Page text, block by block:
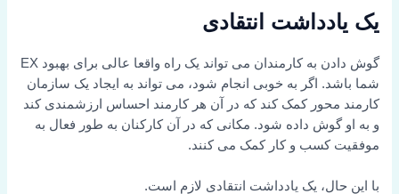
یک یادداشت انتقادی
گوش دادن به کارمندان می تواند یک راه واقعا عالی برای بهبود EX
شما باشد. اگر به خوبی انجام شود، می تواند به ایجاد یک سازمان
کارمند محور کمک کند که در آن هر کارمند احساس ارزشمندی کند
و به او گوش داده شود. مکانی که در آن کارکنان به طور فعال به
موفقیت کسب و کار کمک می کنند.
با این حال، یک یادداشت انتقادی لازم است.